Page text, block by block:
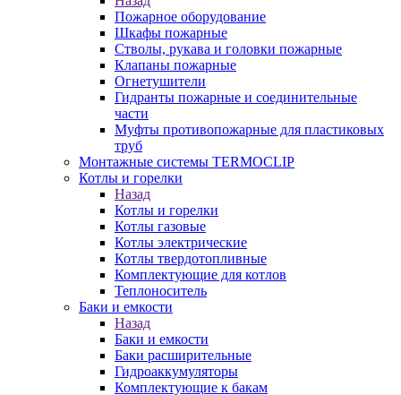
Пожарное оборудование
Шкафы пожарные
Стволы, рукава и головки пожарные
Клапаны пожарные
Огнетушители
Гидранты пожарные и соединительные
части
Муфты противопожарные для пластиковых
труб
Монтажные системы TERMOCLIP
Котлы и горелки
Назад
Котлы и горелки
Котлы газовые
Котлы электрические
Котлы твердотопливные
Комплектующие для котлов
Теплоноситель
Баки и емкости
Назад
Баки и емкости
Баки расширительные
Гидроаккумуляторы
Комплектующие к бакам